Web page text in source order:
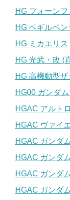
HG フォーン
HG ベギルペン
HG ミカエリス
HG 光武・改 (
HG 高機動型
HG00 ガンダ
HGAC アルト
HGAC ヴァイ
HGAC ガンダ
HGAC ガンダ
HGAC ガンダ
HGAC ガンダ